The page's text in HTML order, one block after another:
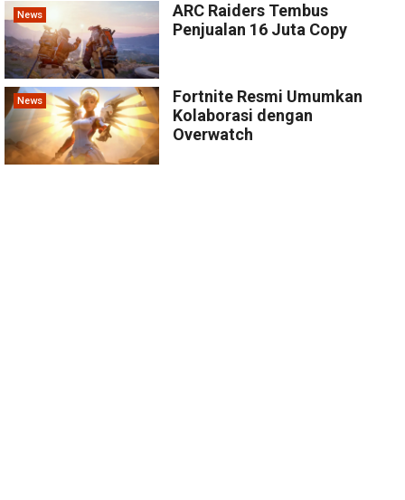
News
ARC Raiders Tembus
Penjualan 16 Juta Copy
News
Fortnite Resmi Umumkan
Kolaborasi dengan
Overwatch